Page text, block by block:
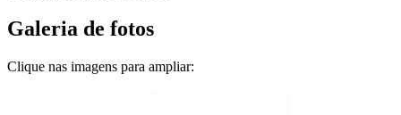
Galeria de fotos
Clique nas imagens para ampliar: